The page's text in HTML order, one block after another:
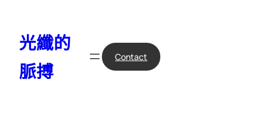
光纖的
脈搏
Contact